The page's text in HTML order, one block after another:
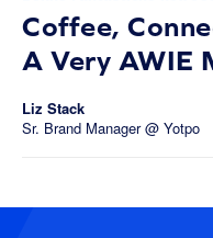
Coffee,
A Very AWIE
Liz Stack
Sr. Brand Manager @ Yotpo